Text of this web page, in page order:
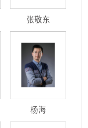
张敬东
杨海